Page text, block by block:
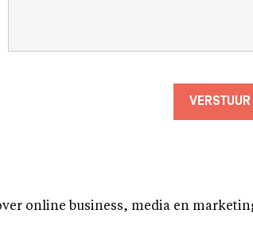
VERSTUUR
online business, media en